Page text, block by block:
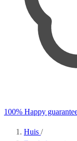
100% Happy
Huis /